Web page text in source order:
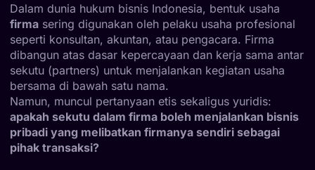
Dalam dunia hukum bisnis Indonesia, bentuk usaha
firma sering digunakan oleh pelaku usaha profesional
seperti konsultan, akuntan, atau pengacara. Firma
dibangun atas dasar kepercayaan dan kerja sama antar
sekutu (partners) untuk menjalankan kegiatan usaha
bersama di bawah satu nama.
Namun, muncul pertanyaan etis sekaligus yuridis:
apakah sekutu dalam firma boleh menjalankan bisnis
pribadi yang melibatkan firmanya sendiri sebagai
pihak transaksi?